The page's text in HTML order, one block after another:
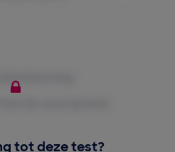
tot deze test?